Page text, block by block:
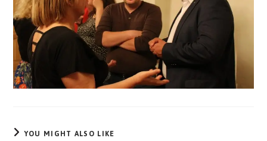
YOU MIGHT ALSO LIKE